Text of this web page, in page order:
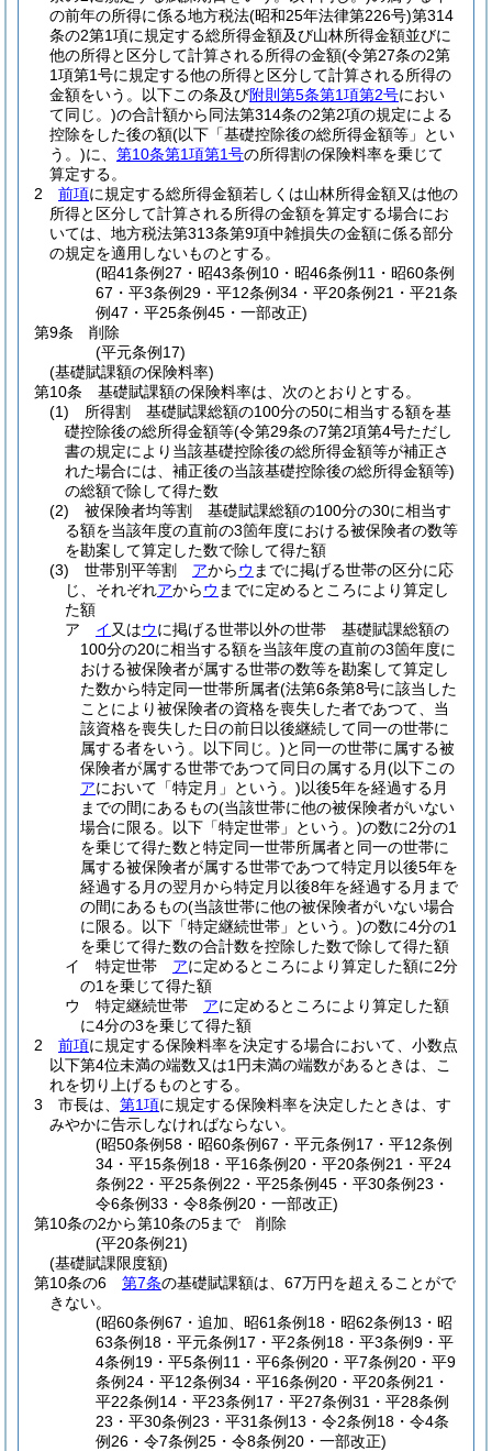
の前年の所得に係る地方税法(昭和25年法律第226号)第314
条の2第1項に規定する総所得金額及び山林所得金額並びに
他の所得と区分して計算される所得の金額(令第27条の2第
1項第1号に規定する他の所得と区分して計算される所得の
金額をいう。以下この条及び附則第5条第1項第2号におい
て同じ。)の合計額から同法第314条の2第2項の規定による
控除をした後の額(以下「基礎控除後の総所得金額等」とい
う。)に、 第10条第1項第1号の所得割の保険料率を乗じて
算定する。
2
前項に規定する総所得金額若しくは山林所得金額又は他の
所得と区分して計算される所得の金額を算定する場合にお
いては、地方税法第313条第9項中雑損失の金額に係る部分
の規定を適用しないものとする。
(昭41条例27・昭43条例10・昭46条例11・昭60条例
67・平3条例29・平12条例34・平20条例21・平21条
例47・平25条例45・一部改正)
第9条
削除
(平元条例17)
(基礎賦課額の保険料率)
第10条
基礎賦課額の保険料率は、次のとおりとする。
(1)
所得割 基礎賦課総額の100分の50に相当する額を基
礎控除後の総所得金額等(令第29条の7第2項第4号ただし
書の規定により当該基礎控除後の総所得金額等が補正さ
れた場合には、補正後の当該基礎控除後の総所得金額等)
の総額で除して得た数
(2)
被保険者均等割 基礎賦課総額の100分の30に相当す
る額を当該年度の直前の3箇年度における被保険者の数等
を勘案して算定した数で除して得た額
(3)
世帯別平等割 アからウ までに掲げる世帯の区分に応
じ、それぞれアからウ までに定めるところにより算定し
た額
ア
イ 又はウに掲げる世帯以外の世帯 基礎賦課総額の
100分の20に相当する額を当該年度の直前の3箇年度に
おける被保険者が属する世帯の数等を勘案して算定し
た数から特定同一世帯所属者(法第6条第8号に該当した
ことにより被保険者の資格を喪失した者であつて、当
該資格を喪失した日の前日以後継続して同一の世帯に
属する者をいう。以下同じ。)と同一の世帯に属する被
保険者が属する世帯であつて同日の属する月(以下この
アにおいて「特定月」という。)以後5年を経過する月
までの間にあるもの(当該世帯に他の被保険者がいない
場合に限る。以下「特定世帯」という。)の数に2分の1
を乗じて得た数と特定同一世帯所属者と同一の世帯に
属する被保険者が属する世帯であつて特定月以後5年を
経過する月の翌月から特定月以後8年を経過する月まで
の間にあるもの(当該世帯に他の被保険者がいない場合
に限る。以下「特定継続世帯」という。)の数に4分の1
を乗じて得た数の合計数を控除した数で除して得た額
イ
特定世帯 アに定めるところにより算定した額に2分
の1を乗じて得た額
ウ
特定継続世帯 アに定めるところにより算定した額
に4分の3を乗じて得た額
2
前項に規定する保険料率を決定する場合において、小数点
以下第4位未満の端数又は1円未満の端数があるときは、こ
れを切り上げるものとする。
3
市長は、 第1項に規定する保険料率を決定したときは、す
みやかに告示しなければならない。
(昭50条例58・昭60条例67・平元条例17・平12条例
34・平15条例18・平16条例20・平20条例21・平24
条例22・平25条例22・平25条例45・平30条例23・
令6条例33・令8条例20・一部改正)
第10条の2から第10条の5まで
削除
(平20条例21)
(基礎賦課限度額)
第10条の6
第7条の基礎賦課額は、67万円を超えることがで
きない。
(昭60条例67・追加、昭61条例18・昭62条例13・昭
63条例18・平元条例17・平2条例18・平3条例9・平
4条例19・平5条例11・平6条例20・平7条例20・平9
条例24・平12条例34・平16条例20・平20条例21・
平22条例14・平23条例17・平27条例31・平28条例
23・平30条例23・平31条例13・令2条例18・令4条
例26・令7条例25・令8条例20・一部改正)